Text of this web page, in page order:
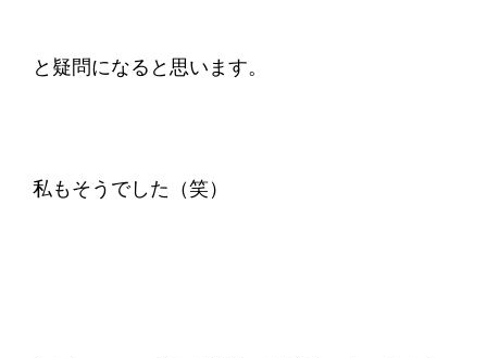
と疑問になると思います。
私もそうでした（笑）